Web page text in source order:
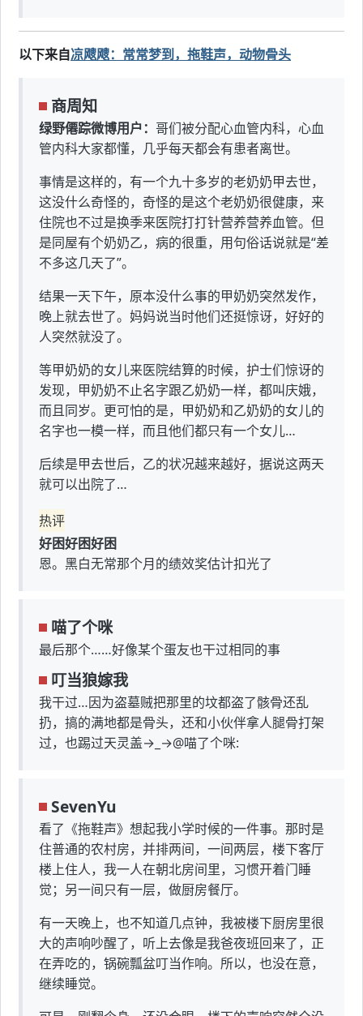
以下来自凉飕飕：常常梦到，拖鞋声，动物骨头
商周知
绿野僊踪微博用户： 哥们被分配心血管内科，心血
管内科大家都懂，几乎每天都会有患者离世。
事情是这样的，有一个九十多岁的老奶奶甲去世，
这没什么奇怪的，奇怪的是这个老奶奶很健康，来
住院也不过是换季来医院打打针营养营养血管。但
是同屋有个奶奶乙，病的很重，用句俗话说就是“差
不多这几天了”。
结果一天下午，原本没什么事的甲奶奶突然发作，
晚上就去世了。妈妈说当时他们还挺惊讶，好好的
人突然就没了。
等甲奶奶的女儿来医院结算的时候，护士们惊讶的
发现，甲奶奶不止名字跟乙奶奶一样，都叫庆娥，
而且同岁。更可怕的是，甲奶奶和乙奶奶的女儿的
名字也一模一样，而且他们都只有一个女儿…
后续是甲去世后，乙的状况越来越好，据说这两天
就可以出院了…
热评
好困好困好困
恩。黑白无常那个月的绩效奖估计扣光了
喵了个咪
最后那个……好像某个蛋友也干过相同的事
叮当狼嫁我
我干过…因为盗墓贼把那里的坟都盗了骸骨还乱
扔，搞的满地都是骨头，还和小伙伴拿人腿骨打架
过，也踢过天灵盖→_→@喵了个咪:
SevenYu
看了《拖鞋声》想起我小学时候的一件事。那时是
住普通的农村房，并排两间，一间两层，楼下客厅
楼上住人，我一人在朝北房间里，习惯开着门睡
觉；另一间只有一层，做厨房餐厅。
有一天晚上，也不知道几点钟，我被楼下厨房里很
大的声响吵醒了，听上去像是我爸夜班回来了，正
在弄吃的，锅碗瓢盆叮当作响。所以，也没在意，
继续睡觉。